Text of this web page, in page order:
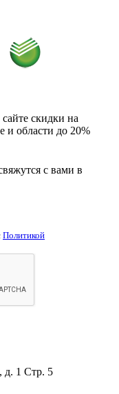
скидки на
и области до 20%
с вами в
Политикой
д. 1 Стр. 5